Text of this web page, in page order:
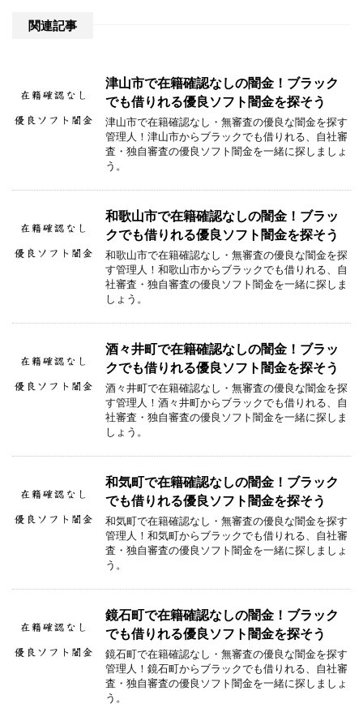
関連記事
津山市で在籍確認なしの闇金！ブラック
でも借りれる優良ソフト闇金を探そう
津山市で在籍確認なし・無審査の優良な闇金を探す
管理人！津山市からブラックでも借りれる、自社審
査・独自審査の優良ソフト闇金を一緒に探しましょ
う。
和歌山市で在籍確認なしの闇金！ブラッ
クでも借りれる優良ソフト闇金を探そう
和歌山市で在籍確認なし・無審査の優良な闇金を探
す管理人！和歌山市からブラックでも借りれる、自
社審査・独自審査の優良ソフト闇金を一緒に探しま
しょう。
酒々井町で在籍確認なしの闇金！ブラッ
クでも借りれる優良ソフト闇金を探そう
酒々井町で在籍確認なし・無審査の優良な闇金を探
す管理人！酒々井町からブラックでも借りれる、自
社審査・独自審査の優良ソフト闇金を一緒に探しま
しょう。
和気町で在籍確認なしの闇金！ブラック
でも借りれる優良ソフト闇金を探そう
和気町で在籍確認なし・無審査の優良な闇金を探す
管理人！和気町からブラックでも借りれる、自社審
査・独自審査の優良ソフト闇金を一緒に探しましょ
う。
鏡石町で在籍確認なしの闇金！ブラック
でも借りれる優良ソフト闇金を探そう
鏡石町で在籍確認なし・無審査の優良な闇金を探す
管理人！鏡石町からブラックでも借りれる、自社審
査・独自審査の優良ソフト闇金を一緒に探しましょ
う。